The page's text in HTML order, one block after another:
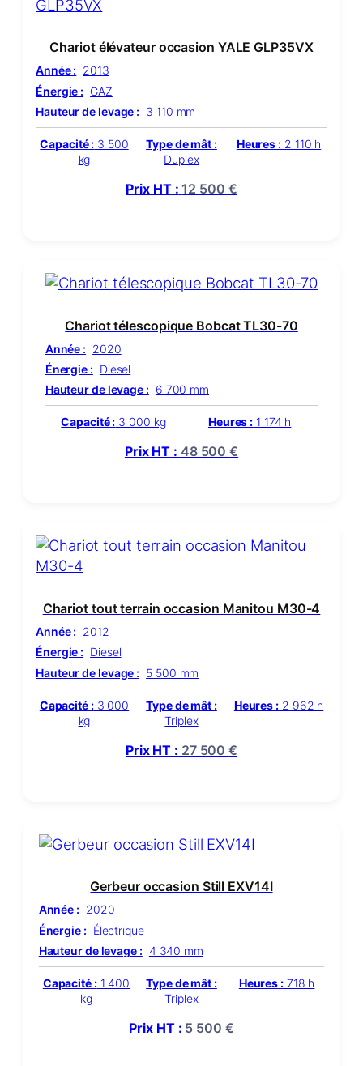
Chariot élévateur occasion YALE GLP35VX
Année : 2013
Énergie : GAZ
Hauteur de levage : 3 110 mm
Capacité : 3 500
kg
Type de mât :
Duplex
Heures : 2 110 h
Prix HT : 12 500 €
Chariot télescopique Bobcat TL30-70
Année : 2020
Énergie : Diesel
Hauteur de levage : 6 700 mm
Capacité : 3 000 kg Heures : 1 174 h
Prix HT : 48 500€
Chariot tout terrain occasion Manitou M30-4
Année : 2012
Énergie : Diesel
Hauteur de levage : 5 500 mm
Capacité :3 000
kg
Type de mât :
Triplex
Heures : 2 962 h
Prix HT : 27 500€
Gerbeur occasion Still EXV14I
Année : 2020
Énergie : Électrique
Hauteur de levage : 4 340 mm
Capacité :1 400
kg
Type de mât :
Triplex
Heures :718 h
Prix HT : 5 500 €